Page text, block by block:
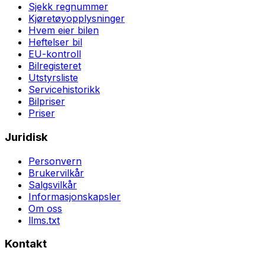
Sjekk regnummer
Kjøretøyopplysninger
Hvem eier bilen
Heftelser bil
EU-kontroll
Bilregisteret
Utstyrsliste
Servicehistorikk
Bilpriser
Priser
Juridisk
Personvern
Brukervilkår
Salgsvilkår
Informasjonskapsler
Om oss
llms.txt
Kontakt